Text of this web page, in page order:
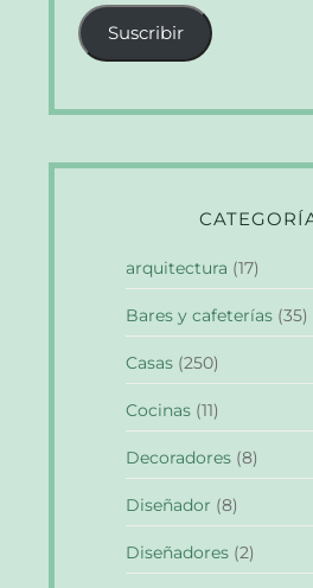
correo
electrónico
Suscribir
arquitectura (17)
Bares y cafeterías (35)
Casas (250)
Cocinas (11)
Decoradores (8)
Diseñador (8)
Diseñadores (2)